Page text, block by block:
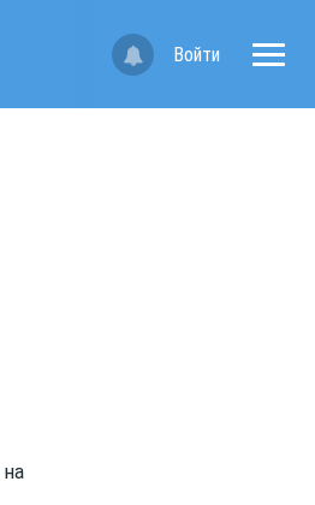
Войти
на